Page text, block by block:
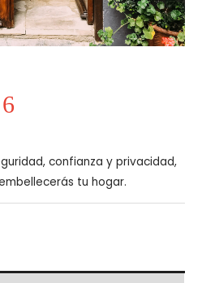
confianza y privacidad,
tu hogar.